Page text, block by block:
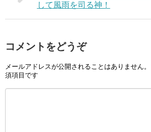
して風雨を司る神！
コメントをどうぞ
メールアドレスが公開されることはありません。
須項目です